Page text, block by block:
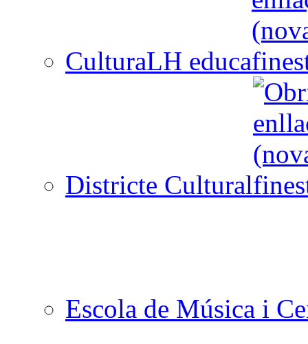
CulturaLH educa
Districte Cultural
Escola de Música i